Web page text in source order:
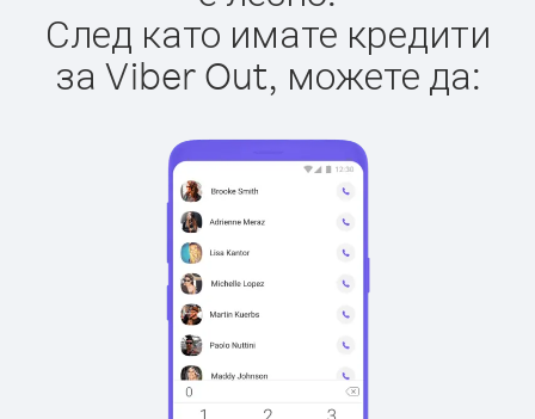
След като имате кредити
за Viber Out, можете да: